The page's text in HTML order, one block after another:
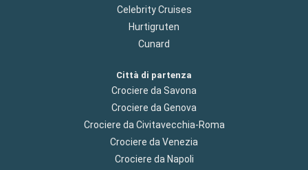
Celebrity Cruises
Hurtigruten
Cunard
Città di partenza
Crociere da Savona
Crociere da Genova
Crociere da Civitavecchia-Roma
Crociere da Venezia
Crociere da Napoli